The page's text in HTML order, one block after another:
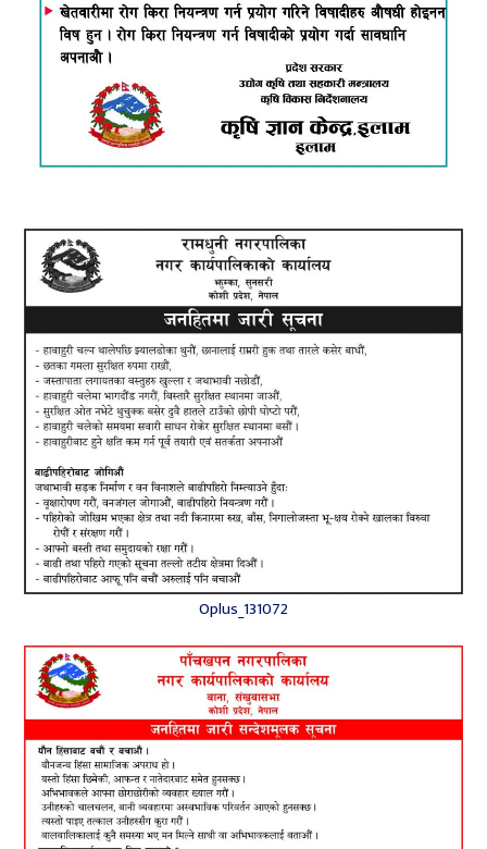
Oplus_131072